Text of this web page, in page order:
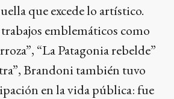
que excede lo artístico.
emblemáticos como
“La Patagonia rebelde”
Brandoni también tuvo
en la vida pública: fue